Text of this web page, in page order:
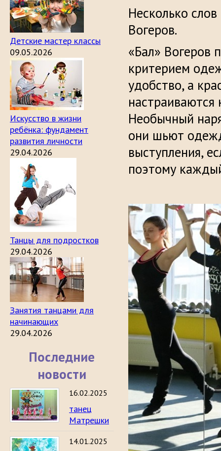
Детские мастер классы
09.05.2026
Искусство в жизни
ребёнка: фундамент
развития личности
29.04.2026
Танцы для подростков
29.04.2026
Занятия танцами для
начинающих
29.04.2026
Последние
новости
16.02.2025
танец
Матрешки
14.01.2025
Несколько
Вогеров.
«Бал» Вогеров
критерием
удобство, а
настраиваются
Необычный
они шьют
выступления,
поэтому